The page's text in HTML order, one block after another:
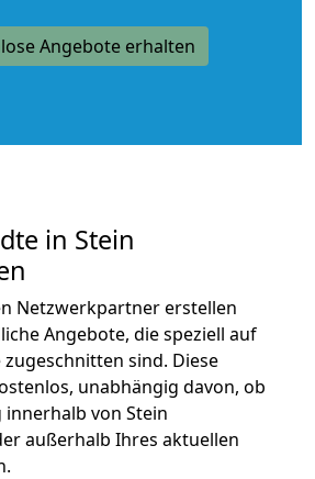
Angebote erhalten
in Stein
Netzwerkpartner erstellen
Angebote, die speziell auf
sind. Diese
unabhängig davon, ob
innerhalb von Stein
außerhalb Ihres aktuellen